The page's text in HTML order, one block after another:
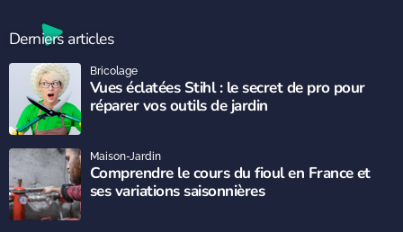
Derniers articles
Vues éclatées Stihl : le secret de pro pour
réparer vos outils de jardin
Bricolage
Comprendre le cours du fioul en France et
ses variations saisonnières
Maison-Jardin